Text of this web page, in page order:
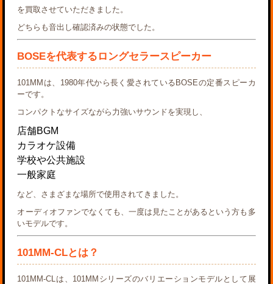
を買取させていただきました。
どちらも音出し確認済みの状態でした。
BOSEを代表するロングセラースピーカー
101MMは、1980年代から長く愛されているBOSEの定番スピーカ
ーです。
コンパクトなサイズながら力強いサウンドを実現し、
店舗BGM
カラオケ設備
学校や公共施設
一般家庭
など、さまざまな場所で使用されてきました。
オーディオファンでなくても、一度は見たことがあるという方も多
いモデルです。
101MM-CLとは？
101MM-CLは、101MMシリーズのバリエーションモデルとして展